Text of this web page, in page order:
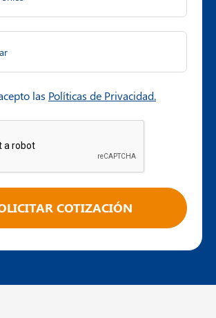
las Políticas de Privacidad.
COTIZACIÓN